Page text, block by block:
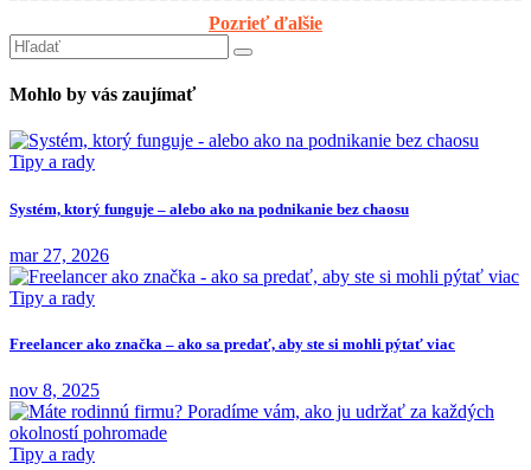
Pozrieť ďalšie
Mohlo by vás zaujímať
Tipy a rady
Systém, ktorý funguje – alebo ako na podnikanie bez chaosu
mar 27, 2026
Tipy a rady
Freelancer ako značka – ako sa predať, aby ste si mohli pýtať viac
nov 8, 2025
Tipy a rady